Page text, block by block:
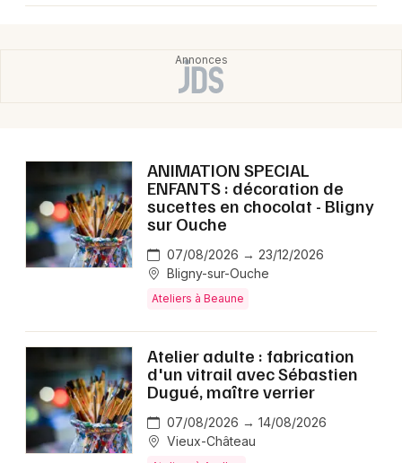
ANIMATION SPECIAL
ENFANTS : décoration de
sucettes en chocolat - Bligny
sur Ouche
07/08/2026 → 23/12/2026
Bligny-sur-Ouche
Ateliers à Beaune
Atelier adulte : fabrication
d'un vitrail avec Sébastien
Dugué, maître verrier
07/08/2026 → 14/08/2026
Vieux-Château